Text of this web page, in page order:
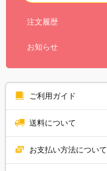
注文履歴
お知らせ
ご利用ガイド
送料について
お支払い方法について